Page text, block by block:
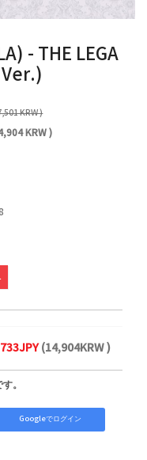
- THE LEGA
Ver.)
KRW )
KRW )
JPY(14,904KRW )
。
Googleでログイン